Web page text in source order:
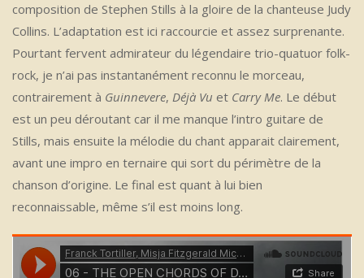
composition de Stephen Stills à la gloire de la chanteuse Judy
Collins. L’adaptation est ici raccourcie et assez surprenante.
Pourtant fervent admirateur du légendaire trio-quatuor folk-
rock, je n’ai pas instantanément reconnu le morceau,
contrairement à Guinnevere, Déjà Vu et Carry Me. Le début
est un peu déroutant car il me manque l’intro guitare de
Stills, mais ensuite la mélodie du chant apparait clairement,
avant une impro en ternaire qui sort du périmètre de la
chanson d’origine. Le final est quant à lui bien
reconnaissable, même s’il est moins long.